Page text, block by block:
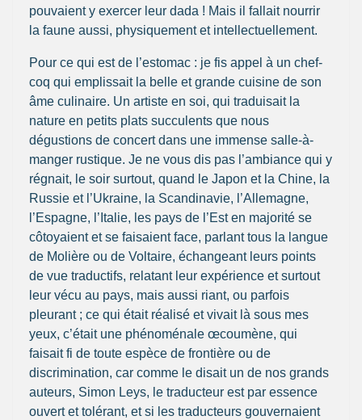
pouvaient y exercer leur dada ! Mais il fallait nourrir
la faune aussi, physiquement et intellectuellement.
Pour ce qui est de l’estomac : je fis appel à un chef-
coq qui emplissait la belle et grande cuisine de son
âme culinaire. Un artiste en soi, qui traduisait la
nature en petits plats succulents que nous
dégustions de concert dans une immense salle-à-
manger rustique. Je ne vous dis pas l’ambiance qui y
régnait, le soir surtout, quand le Japon et la Chine, la
Russie et l’Ukraine, la Scandinavie, l’Allemagne,
l’Espagne, l’Italie, les pays de l’Est en majorité se
côtoyaient et se faisaient face, parlant tous la langue
de Molière ou de Voltaire, échangeant leurs points
de vue traductifs, relatant leur expérience et surtout
leur vécu au pays, mais aussi riant, ou parfois
pleurant ; ce qui était réalisé et vivait là sous mes
yeux, c’était une phénoménale œcoumène, qui
faisait fi de toute espèce de frontière ou de
discrimination, car comme le disait un de nos grands
auteurs, Simon Leys, le traducteur est par essence
ouvert et tolérant, et si les traducteurs gouvernaient